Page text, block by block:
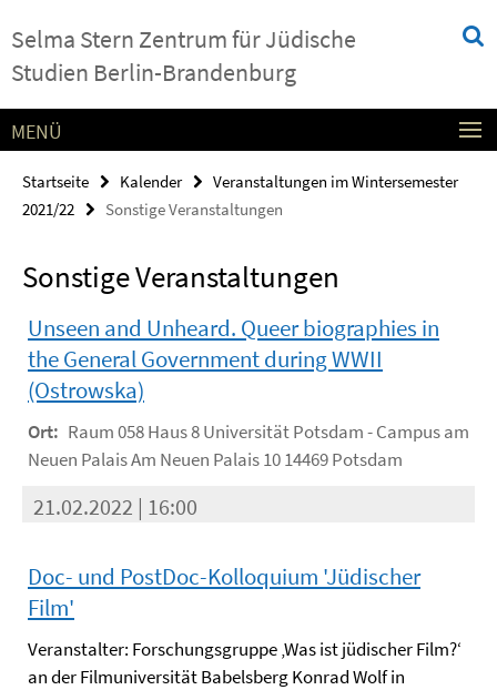
direkt
zu
Selma Stern Zentrum für Jüdische
Studien Berlin-Brandenburg
Service-
Navigation
MENÜ
Startseite Kalender
Veranstaltungen im Wintersemester
2021/22
Sonstige Veranstaltungen
Sonstige Veranstaltungen
Unseen and Unheard. Queer biographies in
the General Government during WWII
(Ostrowska)
Ort: Raum 058 Haus 8 Universität Potsdam - Campus am
Neuen Palais Am Neuen Palais 10 14469 Potsdam
21.02.2022 | 16:00
Doc- und PostDoc-Kolloquium 'Jüdischer
Film'
Veranstalter: Forschungsgruppe ‚Was ist jüdischer Film?‘
an der Filmuniversität Babelsberg Konrad Wolf in